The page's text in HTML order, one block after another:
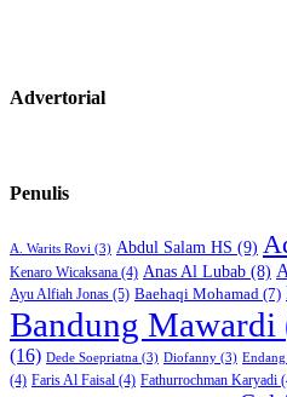
Advertorial
Penulis
A. Warits Rovi (3) Abdul Salam HS (9)
Kenaro Wicaksana (4) Anas Al Lubab (8)
Ayu Alfiah Jonas (5) Baehaqi Mohamad (7)
Bandung Mawardi
(16) Dede Soepriatna (3) Diofanny (3)
(4) Faris Al Faisal (4) Fathurrochman Karyadi